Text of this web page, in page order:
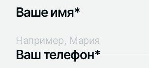
Ваше имя*
Ваш телефон*